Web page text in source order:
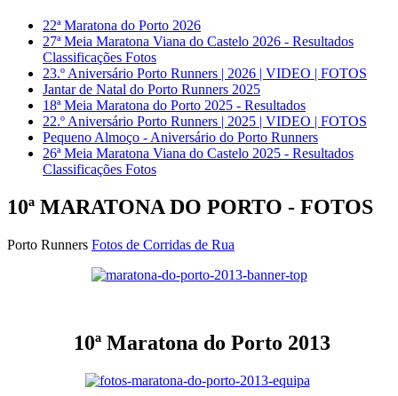
22ª Maratona do Porto 2026
27ª Meia Maratona Viana do Castelo 2026 - Resultados
Classificações Fotos
23.º Aniversário Porto Runners | 2026 | VIDEO | FOTOS
Jantar de Natal do Porto Runners 2025
18ª Meia Maratona do Porto 2025 - Resultados
22.º Aniversário Porto Runners | 2025 | VIDEO | FOTOS
Pequeno Almoço - Aniversário do Porto Runners
26ª Meia Maratona Viana do Castelo 2025 - Resultados
Classificações Fotos
10ª MARATONA DO PORTO - FOTOS
Porto Runners Fotos de Corridas de Rua
10ª Maratona do Porto 2013